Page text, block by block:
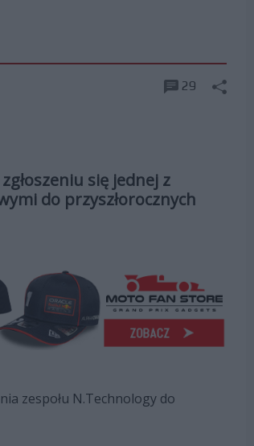
29
się jednej z
do przyszłorocznych
zespołu N.Technology do